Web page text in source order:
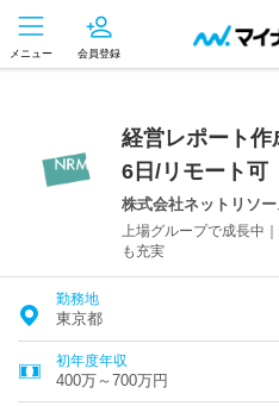
メニュー 会員登録
経営レポート
6日/リモート可
株式会社ネットリソ
上場グループで成長中
も充実
勤務地
東京都
初年度年収
400万～700万円